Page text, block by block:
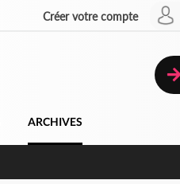
Créer votre compte
ARCHIVES